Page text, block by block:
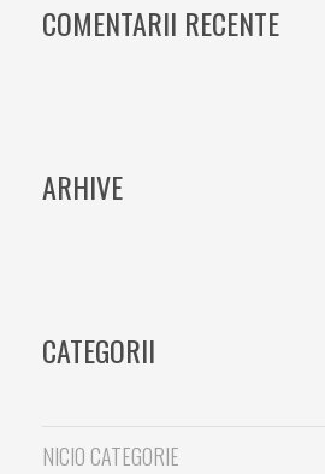
COMENTARII RECENTE
ARHIVE
CATEGORII
NICIO CATEGORIE